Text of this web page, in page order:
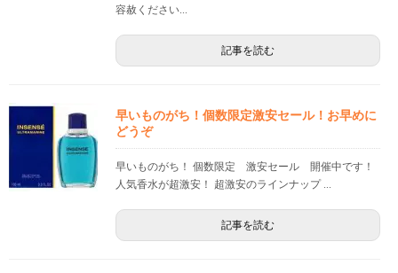
容赦ください...
記事を読む
早いものがち！個数限定激安セール！お早めに
どうぞ
早いものがち！ 個数限定 激安セール 開催中です！
人気香水が超激安！ 超激安のラインナップ ...
記事を読む